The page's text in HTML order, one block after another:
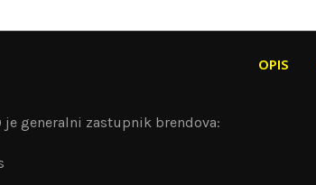
OPIS
je generalni zastupnik brendova: